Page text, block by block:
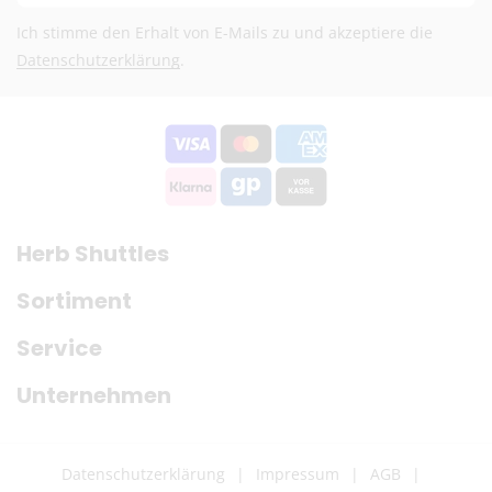
Kostenloser DHL-Versand ab 100 €
Lieferzeit:
Fragen? Schreib uns: info@herb-shuttles.de
Die genauen Versandkosten werden im Warenkorb berechnet.
Ich stimme den Erhalt von E-Mails zu und akzeptiere die
Datenschutzerklärung.
Herb Shuttles
Sortiment
Service
Unternehmen
Datenschutzerklärung Impressum AGB